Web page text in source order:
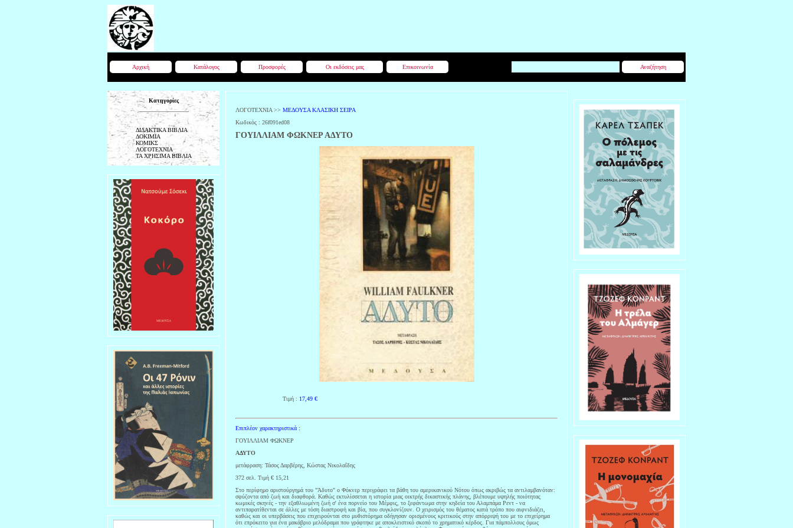
Αρχική Κατάλογος Προσφορές Οι εκδόσεις μας Επικοινωνία Αναζήτηση
Κατηγορίες
ΔΙΔΑΚΤΙΚΑ ΒΙΒΛΙΑ
ΔΟΚΙΜΙΑ
ΚΟΜΙΚΣ
ΛΟΓΟΤΕΧΝΙΑ
ΤΑ ΧΡΗΣΙΜΑ ΒΙΒΛΙΑ
ΛΟΓΟΤΕΧΝΙΑ >> ΜΕΔΟΥΣΑ ΚΛΑΣΙΚΗ ΣΕΙΡΑ
Κωδικός : 26f091ed08
ΓΟΥΙΛΛΙΑΜ ΦΩΚΝΕΡ ΑΔΥΤΟ
Τιμή : 17,49 €
Επιπλέον χαρακτηριστικά :
ΓΟΥΙΛΛΙΑΜ ΦΩΚΝΕΡ
ΑΔΥΤΟ
μετάφραση: Τάσος Δαρβέρης, Κώστας Νικολαΐδης
372 σελ. Τιμή € 15,21
Στο περίφημο αριστούργημά του "Άδυτο" ο Φόκνερ περιγράφει τα βάθη του αμερικανικού Νότου όπως ακριβώς τα αντιλαμβανόταν:
σφύζοντα από ζωή και διαφθορά. Καθώς εκτυλίσσεται η ιστορία μιας οικτρής δικαστικής πλάνης, βλέπουμε υψηλής ποιότητας
κωμικές σκηνές - την εξαθλιωμένη ζωή σ' ένα πορνείο του Μέμφις, το ξεφάντωμα στην κηδεία του Αλαμπάμα Ρεντ - να
αντιπαρατίθενται σε άλλες με τόση διαστροφή και βία, που συγκλονίζουν. Ο χειρισμός του θέματος κατά τρόπο που αιφνιδιάζει,
καθώς και οι υπερβάσεις που επιχειρούνται στο μυθιστόρημα οδήγησαν ορισμένους κριτικούς στην απόρριψή του με το επιχείρημα
ότι επρόκειτο για ένα μακάβριο μελόδραμα που γράφτηκε με αποκλειστικό σκοπό το χρηματικό κέρδος. Για πάμπολλους όμως